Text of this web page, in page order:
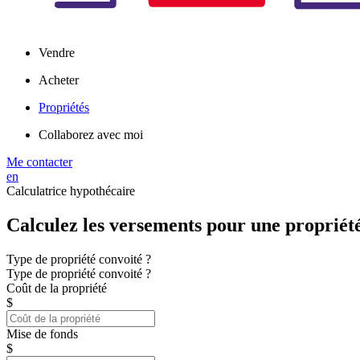
Vendre
Acheter
Propriétés
Collaborez avec moi
Me contacter
en
Calculatrice hypothécaire
Calculez les versements pour une
Type de propriété convoité ?
Type de propriété convoité ?
Coût de la propriété
$
Mise de fonds
$